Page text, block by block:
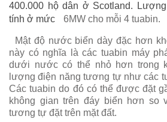
400.000 hộ dân ở Scotland.
tính ở mức
6MW cho mỗi 4 tuabin.
Mật độ nước biển dày đặc hơn
này có nghĩa là các tuabin máy
dưới nước có thể nhỏ hơn trong
lượng điện năng tương tự như các
Các tuabin do đó có thể được đặt
không gian trên đáy biển hơn so
tương tự đặt trên mặt đất.